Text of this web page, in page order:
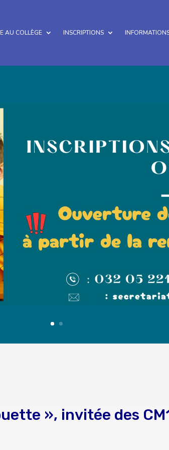
AU COLLÈGE INSCRIPTIONS
conventionné par l'A.E.F.E
», invitée des